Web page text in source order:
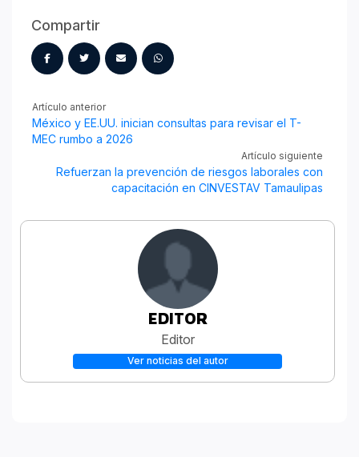
Compartir
Artículo anterior
México y EE.UU. inician consultas para revisar el T-
MEC rumbo a 2026
Artículo siguiente
Refuerzan la prevención de riesgos laborales con
capacitación en CINVESTAV Tamaulipas
EDITOR
Editor
Ver noticias del autor